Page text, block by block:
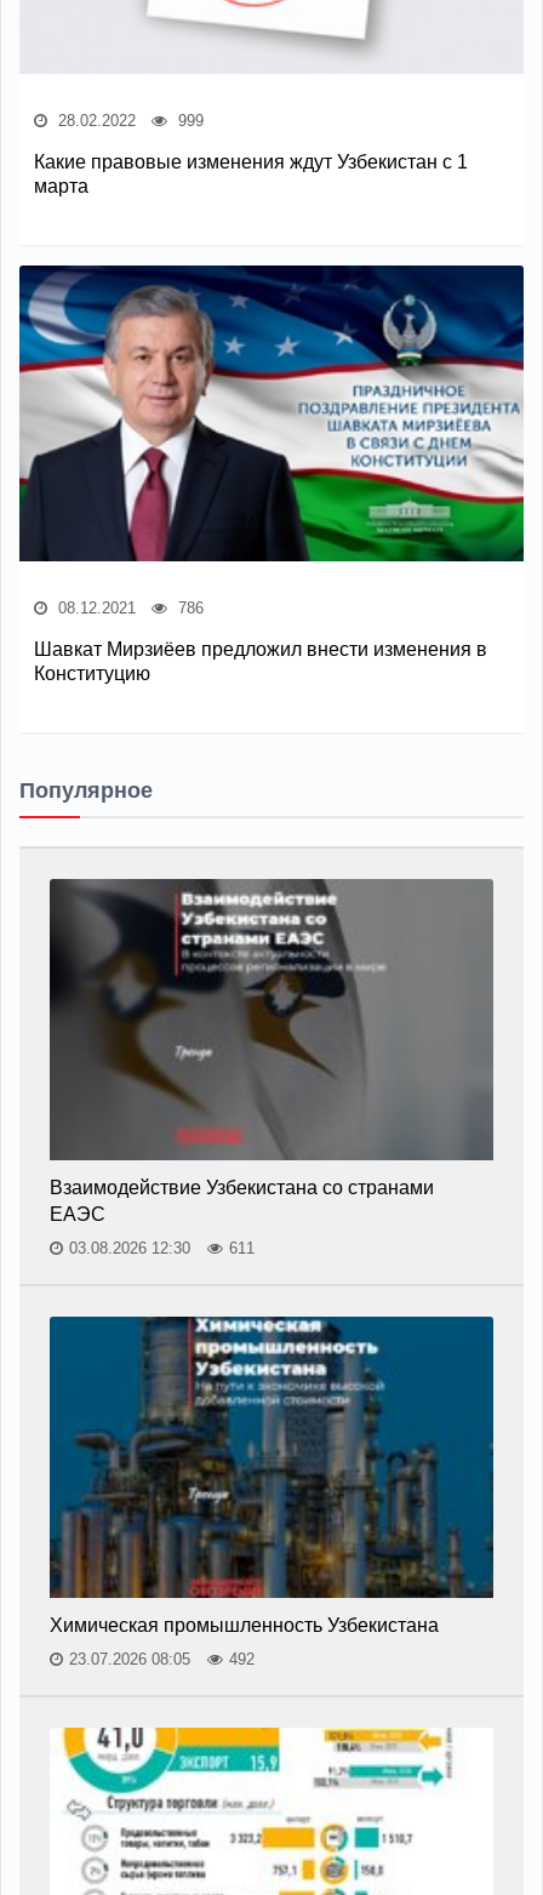
28.02.2022 999
Какие правовые изменения ждут Узбекистан с 1
марта
08.12.2021 786
Шавкат Мирзиёев предложил внести изменения в
Конституцию
Популярное
Взаимодействие Узбекистана со странами
ЕАЭС
03.08.2026 12:30 611
Химическая промышленность Узбекистана
23.07.2026 08:05 492